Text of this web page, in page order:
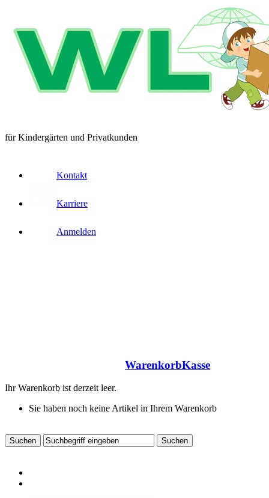
für Kindergärten und Privatkunden
Kontakt
Karriere
Anmelden
WarenkorbKasse
Ihr Warenkorb ist derzeit leer.
Sie haben noch keine Artikel in Ihrem Warenkorb